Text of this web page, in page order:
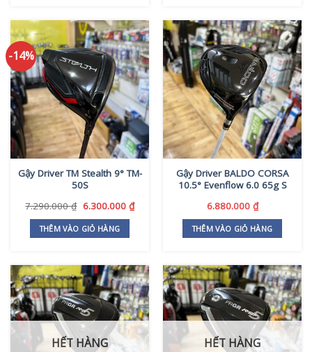
-14%
Gậy Driver TM Stealth 9° TM-
50S
7.290.000₫ Giá
gốc
là:
7.290.000 ₫.
6.300.000 ₫Giá
THÊM VÀO GIỎ HÀNG
Gậy Driver BALDO CORSA
10.5° Evenflow 6.0 65g S
6.880.000 ₫
THÊM VÀO GIỎ HÀNG
HẾT HÀNG HẾT HÀNG